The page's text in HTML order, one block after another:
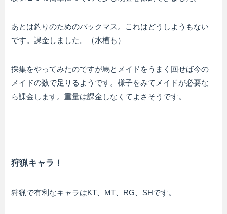
あとは釣りのためのバックマス。これはどうしようもない
です。課金しました。（水槽も）
採集をやってみたのですが馬とメイドをうまく回せば今の
メイドの数で足りるようです。様子をみてメイドが必要な
ら課金します。重量は課金しなくてよさそうです。
狩猟キャラ！
狩猟で有利なキャラはKT、MT、RG、SHです。